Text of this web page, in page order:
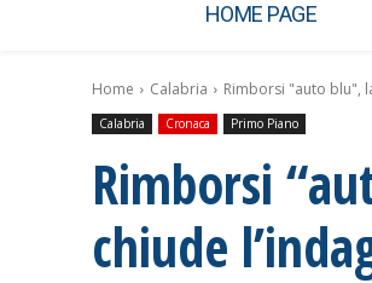
HOME PAGE
Home Calabria Rimborsi "auto blu",
Calabria Cronaca Primo Piano
Rimborsi
chiude